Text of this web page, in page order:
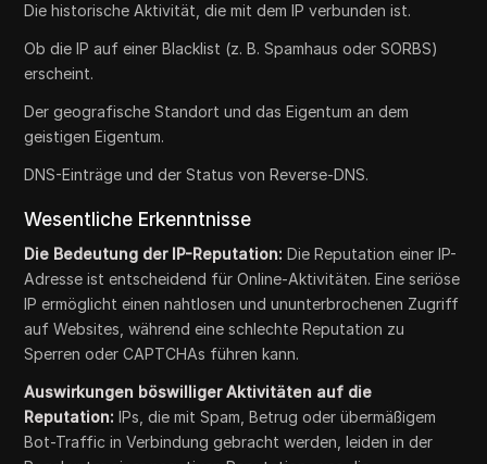
Die historische Aktivität, die mit dem IP verbunden ist.
Ob die IP auf einer Blacklist (z. B. Spamhaus oder SORBS)
erscheint.
Der geografische Standort und das Eigentum an dem
geistigen Eigentum.
DNS-Einträge und der Status von Reverse-DNS.
Wesentliche Erkenntnisse
Die Bedeutung der IP-Reputation:Die Reputation einer IP-
Adresse ist entscheidend für Online-Aktivitäten. Eine seriöse
IP ermöglicht einen nahtlosen und ununterbrochenen Zugriff
auf Websites, während eine schlechte Reputation zu
Sperren oder CAPTCHAs führen kann.
Auswirkungen böswilliger Aktivitäten auf die
Reputation:IPs, die mit Spam, Betrug oder übermäßigem
Bot-Traffic in Verbindung gebracht werden, leiden in der